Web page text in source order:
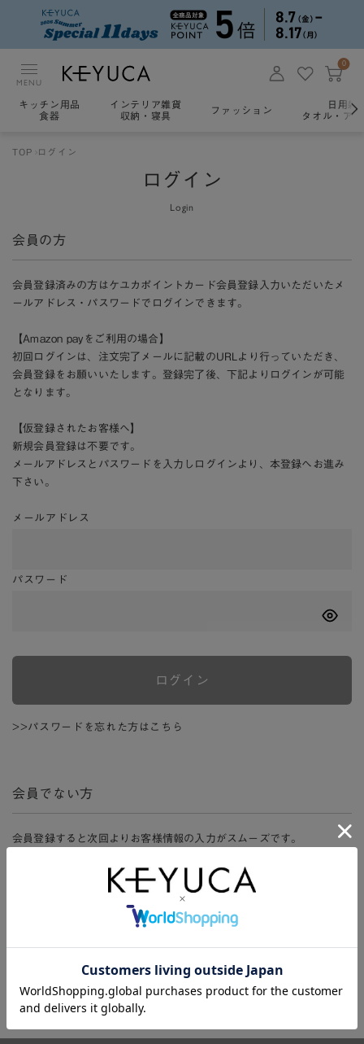
MENU
0
キッチン用品
食器
インテリア雑貨
収納・寝具
ファッション
日用雑
タオル・ア
TOP ログイン
ログイン
Login
会員の方
会員登録済みの方はケユカポイントカード会員登録入力いただいたメ
ールアドレス・パスワードでログインできます。
【Amazon payをご利用の場合】
初回ログインは、注文完了メールに記載のURLより行っていただき、
会員登録をお願いいたします。登録完了後、下記よりログインが可能
となります。
【仮登録されたお客様へ】
新規会員登録は不要です。
メールアドレスとパスワードを入力しログインより、本登録へお進み
下さい。
メールアドレス
パスワード
ログイン
>>パスワードを忘れた方はこちら
会員でない方
会員登録すると次回よりお客様情報の入力がスムーズです。
ージ、購入履歴をご利用いただけます。